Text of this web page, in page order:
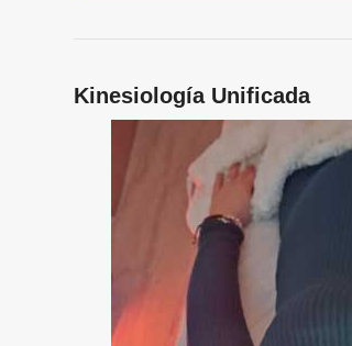
Kinesiología Unificada